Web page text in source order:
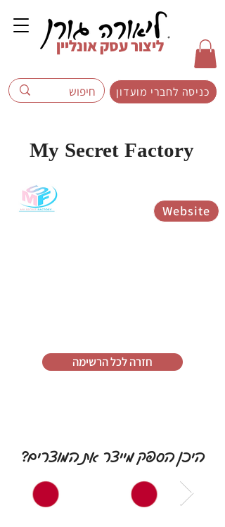
כניסה לחברי מועדון
ליצור עסק אונליין
Website
חזרה לכל הרשימה
My Secret Factory
היכן הספק מייצר את המוצרים?